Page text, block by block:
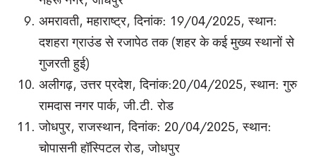
अमरावती, महाराष्ट्र, दिनांक: 19/04/2025, स्थान:
दशहरा ग्राउंड से रजापेठ तक (शहर के कई मुख्य स्थानों से
गुजरती हुई)
अलीगढ़, उत्तर प्रदेश, दिनांक:20/04/2025, स्थान: गुरु
रामदास नगर पार्क, जी.टी. रोड
जोधपुर, राजस्थान, दिनांक: 20/04/2025, स्थान:
चोपासनी हॉस्पिटल रोड, जोधपुर